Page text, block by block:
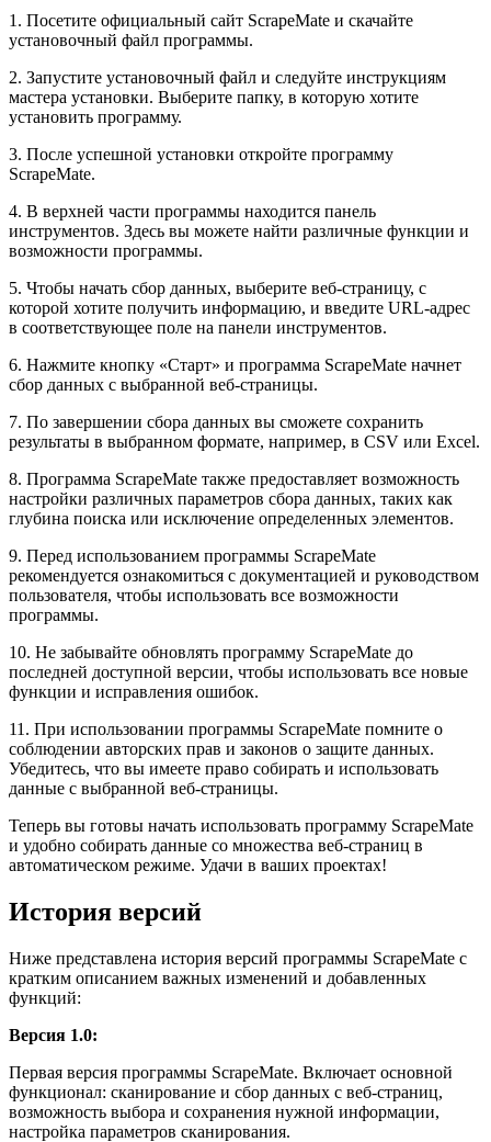
1. Посетите официальный сайт ScrapeMate и скачайте
установочный файл программы.
2. Запустите установочный файл и следуйте инструкциям
мастера установки. Выберите папку, в которую хотите
установить программу.
3. После успешной установки откройте программу
ScrapeMate.
4. В верхней части программы находится панель
инструментов. Здесь вы можете найти различные функции и
возможности программы.
5. Чтобы начать сбор данных, выберите веб-страницу, с
которой хотите получить информацию, и введите URL-адрес
в соответствующее поле на панели инструментов.
6. Нажмите кнопку «Старт» и программа ScrapeMate начнет
сбор данных с выбранной веб-страницы.
7. По завершении сбора данных вы сможете сохранить
результаты в выбранном формате, например, в CSV или Excel.
8. Программа ScrapeMate также предоставляет возможность
настройки различных параметров сбора данных, таких как
глубина поиска или исключение определенных элементов.
9. Перед использованием программы ScrapeMate
рекомендуется ознакомиться с документацией и руководством
пользователя, чтобы использовать все возможности
программы.
10. Не забывайте обновлять программу ScrapeMate до
последней доступной версии, чтобы использовать все новые
функции и исправления ошибок.
11. При использовании программы ScrapeMate помните о
соблюдении авторских прав и законов о защите данных.
Убедитесь, что вы имеете право собирать и использовать
данные с выбранной веб-страницы.
Теперь вы готовы начать использовать программу ScrapeMate
и удобно собирать данные со множества веб-страниц в
автоматическом режиме. Удачи в ваших проектах!
История версий
Ниже представлена история версий программы ScrapeMate с
кратким описанием важных изменений и добавленных
функций:
Версия 1.0:
Первая версия программы ScrapeMate. Включает основной
функционал: сканирование и сбор данных с веб-страниц,
возможность выбора и сохранения нужной информации,
настройка параметров сканирования.